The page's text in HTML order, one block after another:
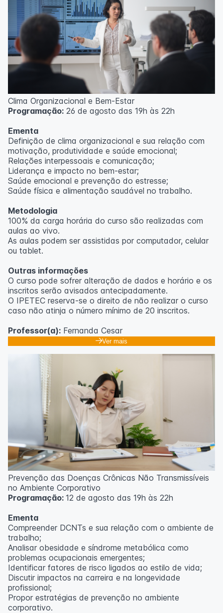
Clima Organizacional e Bem-Estar
Programação: 26 de agosto das 19h às 22h
Ementa
Definição de clima organizacional e sua relação com
motivação, produtividade e saúde emocional;
Relações interpessoais e comunicação;
Liderança e impacto no bem-estar;
Saúde emocional e prevenção do estresse;
Saúde física e alimentação saudável no trabalho.
Metodologia
100% da carga horária do curso são realizadas com
aulas ao vivo.
As aulas podem ser assistidas por computador, celular
ou tablet.
Outras informações
O curso pode sofrer alteração de dados e horário e os
inscritos serão avisados ​​antecipadamente.
O IPETEC reserva-se o direito de não realizar o curso
caso não atinja o número mínimo de 20 inscritos.
Professor(a): Fernanda Cesar
Ver mais
Prevenção das Doenças Crônicas Não Transmissíveis
no Ambiente Corporativo
Programação: 12 de agosto das 19h às 22h
Ementa
Compreender DCNTs e sua relação com o ambiente de
trabalho;
Analisar obesidade e síndrome metabólica como
problemas ocupacionais emergentes;
Identificar fatores de risco ligados ao estilo de vida;
Discutir impactos na carreira e na longevidade
profissional;
Propor estratégias de prevenção no ambiente
corporativo.